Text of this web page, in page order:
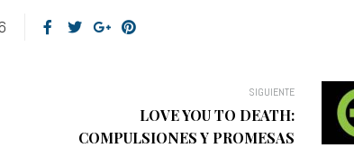
SIGUIENTE
LOVE YOU TO DEATH:
COMPULSIONES Y PROMESAS